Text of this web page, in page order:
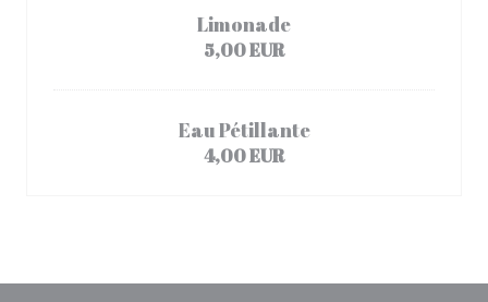
Limonade
5,00 EUR
Eau Pétillante
4,00 EUR